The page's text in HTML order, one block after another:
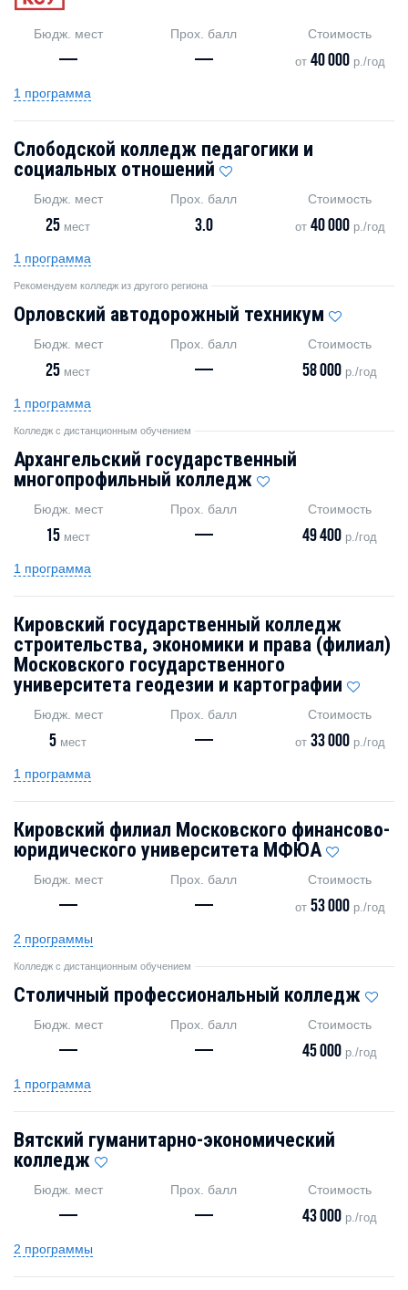
Бюдж. мест
—
Прох. балл
—
Стоимость
от 40 000р./год
1 программа
Слободской колледж педагогики и
социальных отношений
Бюдж. мест
25 мест
Прох. балл
3.0
Стоимость
от 40 000р./год
1 программа
Рекомендуем колледж из другого региона
Орловский автодорожный техникум
Бюдж. мест
25 мест
Прох. балл
—
Стоимость
58 000 р./год
1 программа
Колледж с дистанционным обучением
Архангельский государственный
многопрофильный колледж
Бюдж. мест
15 мест
Прох. балл
—
Стоимость
49 400 р./год
1 программа
Кировский государственный колледж
строительства, экономики и права (филиал)
Московского государственного
университета геодезии и картографии
Бюдж. мест
5 мест
Прох. балл
—
Стоимость
от 33 000р./год
1 программа
Кировский филиал Московского финансово-
юридического университета МФЮА
Бюдж. мест
—
Прох. балл
—
Стоимость
от 53 000р./год
2 программы
Колледж с дистанционным обучением
Столичный профессиональный колледж
Бюдж. мест
—
Прох. балл
—
Стоимость
45 000 р./год
1 программа
Вятский гуманитарно-экономический
колледж
Бюдж. мест
—
Прох. балл
—
Стоимость
43 000 р./год
2 программы